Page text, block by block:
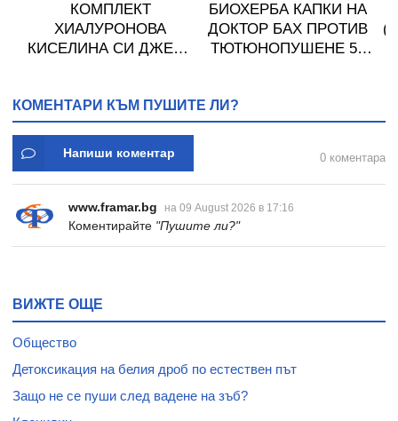
КОМПЛЕКТ
ХИАЛУРОНОВА
КИСЕЛИНА СИ ДЖЕЛИ
БИОХЕРБА КАПКИ НА
ДОКТОР БАХ ПРОТИВ
ТЮТЮНОПУШЕНЕ 50
КОМЕНТАРИ КЪМ ПУШИТЕ ЛИ?
Напиши коментар 0 коментара
www.framar.bg на 09 August 2026 в 17:16
Коментирайте "Пушите ли?"
ВИЖТЕ ОЩЕ
Общество
Детоксикация на белия дроб по естествен път
Защо не се пуши след вадене на зъб?